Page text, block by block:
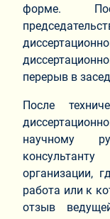
форме.
перерыв в
После
научному
организации,
работа или к
отзыв